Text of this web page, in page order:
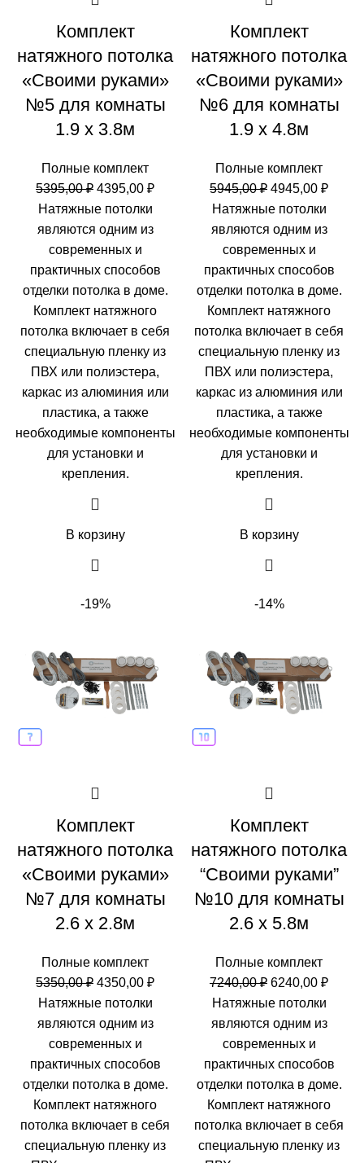
Комплект
натяжного потолка
«Своими руками»
№5 для комнаты
1.9 х 3.8м
Полные комплект
5395,00₽ Первоначальная
цена
составляла
5395,00 ₽.
4395,00 ₽Текущая
4395,00 ₽.
Натяжные потолки
являются одним из
современных и
практичных способов
отделки потолка в доме.
Комплект натяжного
потолка включает в себя
специальную пленку из
ПВХ или полиэстера,
каркас из алюминия или
пластика, а также
необходимые компоненты
для установки и
крепления.
В корзину
Комплект
натяжного потолка
«Своими руками»
№6 для комнаты
1.9 х 4.8м
Полные комплект
5945,00₽
цена
составляла
5945,00 ₽.
4945,00 ₽
Натяжные потолки
являются одним из
современных и
практичных способов
отделки потолка в доме.
Комплект натяжного
потолка включает в себя
специальную пленку из
ПВХ или полиэстера,
каркас из алюминия или
пластика, а также
необходимые компоненты
для установки и
крепления.
В корзину
-19%
Комплект
натяжного потолка
«Своими руками»
№7 для комнаты
2.6 х 2.8м
Полные комплект
5350,00₽ Первоначальная
цена
составляла
5350,00 ₽.
4350,00 ₽Текущая
4350,00 ₽.
Натяжные потолки
являются одним из
современных и
практичных способов
отделки потолка в доме.
Комплект натяжного
потолка включает в себя
специальную пленку из
-14%
Комплект
натяжного потолка
“Своими руками”
№10 для комнаты
2.6 х 5.8м
Полные комплект
7240,00₽
цена
составляла
7240,00 ₽.
6240,00 ₽
Натяжные потолки
являются одним из
современных и
практичных способов
отделки потолка в доме.
Комплект натяжного
потолка включает в себя
специальную пленку из